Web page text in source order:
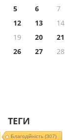
5 6 7
12 13 14
19 20 21
26 27 28
ТЕГИ
Благодійність(307)